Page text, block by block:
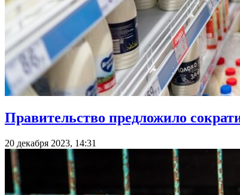
Правительство предложило
20 декабря 2023, 14:31